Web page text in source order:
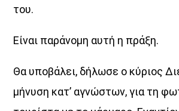
14:00
του.
Είναι παράνομη αυτή η πράξη.
Θα υποβάλει, δήλωσε ο κύριος
μήνυση κατ’ αγνώστων, για τη